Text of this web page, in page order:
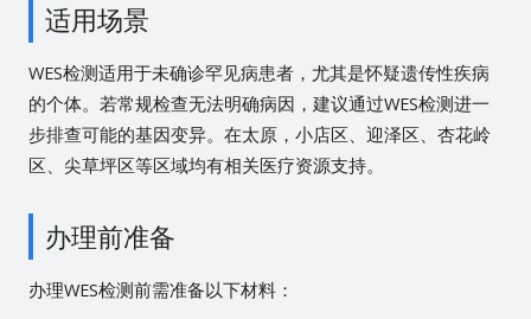
适用场景
WES检测适用于未确诊罕见病患者，尤其是怀疑遗传性疾病
的个体。若常规检查无法明确病因，建议通过WES检测进一
步排查可能的基因变异。在太原，小店区、迎泽区、杏花岭
区、尖草坪区等区域均有相关医疗资源支持。
办理前准备
办理WES检测前需准备以下材料：